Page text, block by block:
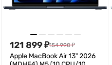
121 899₽154 990 ₽
Apple MacBook Air 13" 2026